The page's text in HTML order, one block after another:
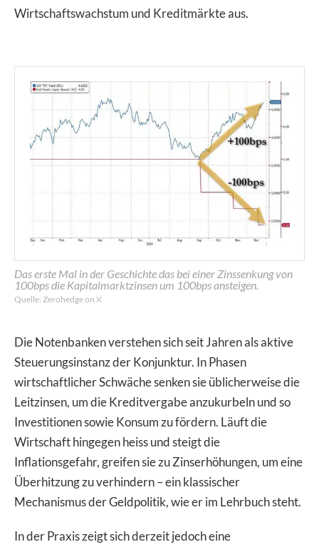
Wirtschaftswachstum und Kreditmärkte aus.
Das erste Mal in der Geschichte das bei einer Zinssenkung von
100bps die Kapitalmarktzinsen um 100bps ansteigen.
Quelle: Zerohedge on X
Die Notenbanken verstehen sich seit Jahren als aktive
Steuerungsinstanz der Konjunktur. In Phasen
wirtschaftlicher Schwäche senken sie üblicherweise die
Leitzinsen, um die Kreditvergabe anzukurbeln und so
Investitionen sowie Konsum zu fördern. Läuft die
Wirtschaft hingegen heiss und steigt die
Inflationsgefahr, greifen sie zu Zinserhöhungen, um eine
Überhitzung zu verhindern – ein klassischer
Mechanismus der Geldpolitik, wie er im Lehrbuch steht.
In der Praxis zeigt sich derzeit jedoch eine